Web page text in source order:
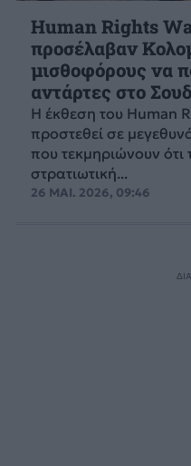
Human Rights
προσέλαβαν
μισθοφόρους να
αντάρτες στο
Η έκθεση του Human
προστεθεί σε
που τεκμηριώνουν
στρατιωτική...
26 ΜΑΙ. 2026, 09:46